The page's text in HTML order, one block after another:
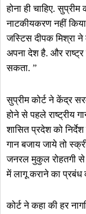
होना ही चाहिए.
नाटकीयकरण नहीं
जस्टिस दीपक मिश्रा
अपना देश है. और
सकता. ”
सुप्रीम कोर्ट ने केंद्र
होने से पहले राष्ट्रीय
शासित प्रदेश को
गान बजाय जाये तो
जनरल मुकुल रोहतगी
में लागू कराने का प्रबंध
कोर्ट ने कहा की हर